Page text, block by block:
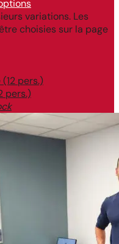
variations. Les
choisies sur la page
pers.)
pers.)